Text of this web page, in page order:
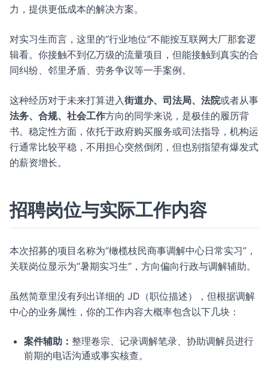
力，提供更低成本的解决方案。
对实习生而言，这里的“行业地位”不能按互联网大厂那套逻
辑看。你接触不到亿万级的流量项目，但能接触到真实的合
同纠纷、邻里矛盾、劳务争议等一手案例。
这种经历对于未来打算进入街道办、司法局、法院或者从事
法务、合规、社会工作方向的同学来说，是极佳的履历背
书。稳定性方面，依托于政府购买服务或司法指导，机构运
行通常比较平稳，不用担心突然倒闭，但也别指望有爆发式
的薪资增长。
招聘岗位与实际工作内容
本次招募的项目名称为“橄榄枝民商事调解中心日常实习”，
关联岗位显示为“暑期实习生”，方向偏向行政与调解辅助。
虽然简章里没有列出详细的 JD（职位描述），但根据调解
中心的业务属性，你的工作内容大概率包含以下几块：
案件辅助： 整理卷宗、记录调解笔录、协助调解员进行
前期的电话沟通或事实核查。